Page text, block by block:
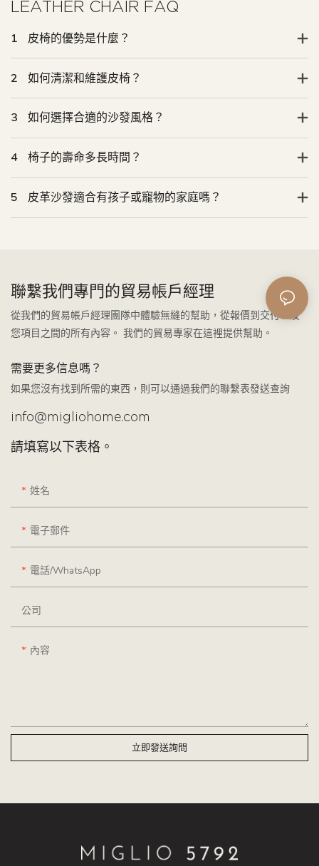
LEATHER CHAIR FAQ
1 皮椅的優勢是什麼？
2 如何清潔和維護皮椅？
3 如何選擇合適的沙發風格？
4 椅子的壽命多長時間？
5 皮革沙發適合有孩子或寵物的家庭嗎？
聯繫我們專門的貿易帳戶經理
從我們的貿易帳戶經理團隊中體驗無縫的幫助，從報價到交付以及
您項目之間的所有內容。 我們的貿易專家在這裡提供幫助。
需要更多信息嗎？
如果您沒有找到所需的東西，則可以通過我們的聯繫表發送查詢
info@migliohome.com
請填寫以下表格。
姓名
電子郵件
電話/WhatsApp
公司
內容
立即發送詢問